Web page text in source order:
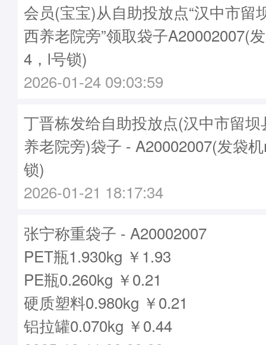
会员(宝宝)从自助投放点“汉中市留
西养老院旁”领取袋子A20002007(
4，l号锁)
2026-01-24 09:03:59
丁晋栋发给自助投放点(汉中市留
养老院旁)袋子 - A20002007(发袋
锁)
2026-01-21 18:17:34
张宁称重袋子 - A20002007
PET瓶1.930kg ￥1.93
PE瓶0.260kg ￥0.21
硬质塑料0.980kg ￥0.21
铝拉罐0.070kg ￥0.44